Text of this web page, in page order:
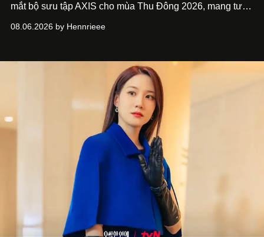
mắt bộ sưu tập AXIS cho mùa Thu Đông 2026, mang tư
và phong cách sống hiện đại bằng thiết kế sắc nét, chuẩn
08.06.2026 by Hennrieee